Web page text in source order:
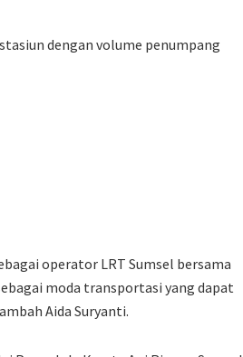
dengan volume penumpang
operator LRT Sumsel bersama
moda transportasi yang dapat
Aida Suryanti.